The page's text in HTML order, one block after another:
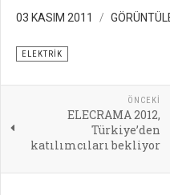
03 KASIM 2011
ELEKTRIK
ÖNCEKI
ELECRAMA 2012,
Türkiye’den
katılımcıları bekliyor